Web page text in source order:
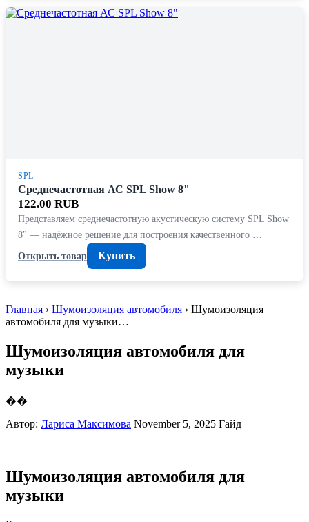
SPL
Среднечастотная АС SPL Show 8"
122.00 RUB
Представляем среднечастотную акустическую систему SPL Show
8" — надёжное решение для построения качественного …
Открыть товар
Купить
Главная › Шумоизоляция автомобиля › Шумоизоляция
автомобиля для музыки…
Шумоизоляция автомобиля для
музыки
��
Автор: Лариса Максимова November 5, 2025 Гайд
Шумоизоляция автомобиля для
музыки